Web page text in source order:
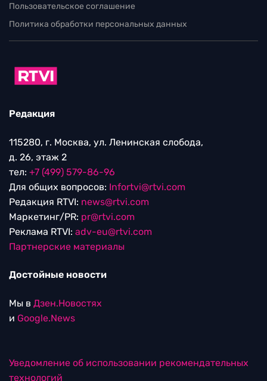
Пользовательское соглашение
Политика обработки персональных данных
Редакция
115280, г. Москва, ул. Ленинская слобода,
д. 26, этаж 2
тел: +7 (499) 579-86-96
Для общих вопросов: Infortvi@rtvi.com
Редакция RTVI: news@rtvi.com
Маркетинг/PR: pr@rtvi.com
Реклама RTVI: adv-eu@rtvi.com
Партнерские материалы
Достойные новости
Мы в Дзен.Новостях
и Google.News
Уведомление об использовании рекомендательных
технологий